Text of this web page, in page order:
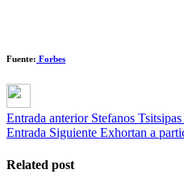
Fuente: Forbes
Entrada anterior Stefanos
Entrada Siguiente Exhortan a
Related post